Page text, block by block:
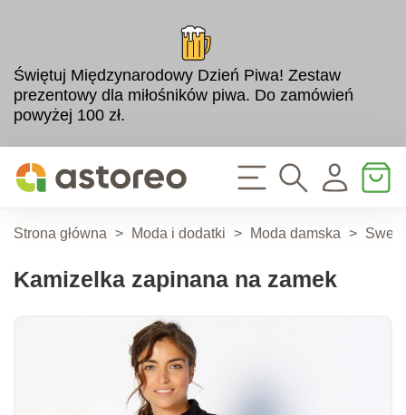
Świętuj Międzynarodowy Dzień Piwa! Zestaw
prezentowy dla miłośników piwa. Do zamówień
powyżej 100 zł.
Strona główna > Moda i dodatki > Moda damska >
Kamizelka zapinana na zamek